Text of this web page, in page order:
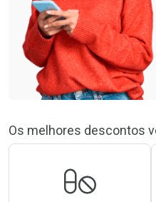
Os melhores descontos